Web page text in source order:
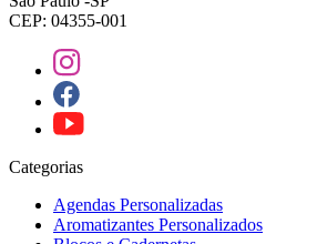
CEP: 04355-001
Categorias
Agendas Personalizadas
Aromatizantes Personalizados